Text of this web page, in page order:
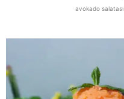
avokado salatası